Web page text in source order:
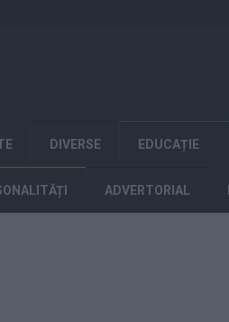
DIVERSE EDUCAȚIE
ADVERTORIAL